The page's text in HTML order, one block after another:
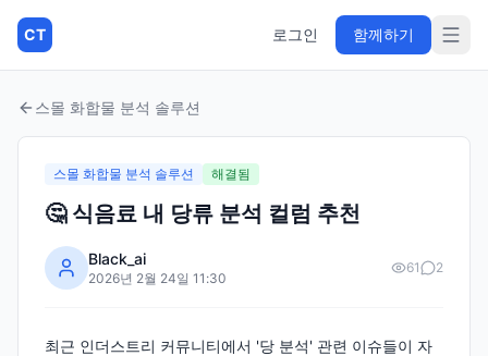
CT 로그인 함께하기
스몰 화합물 분석 솔루션
스몰 화합물 분석 솔루션 해결됨
🤔 식음료 내 당류 분석 컬럼 추천
Black_ai
2026년 2월 24일 11:30
61 2
최근 인더스트리 커뮤니티에서 '당 분석' 관련 이슈들이 자